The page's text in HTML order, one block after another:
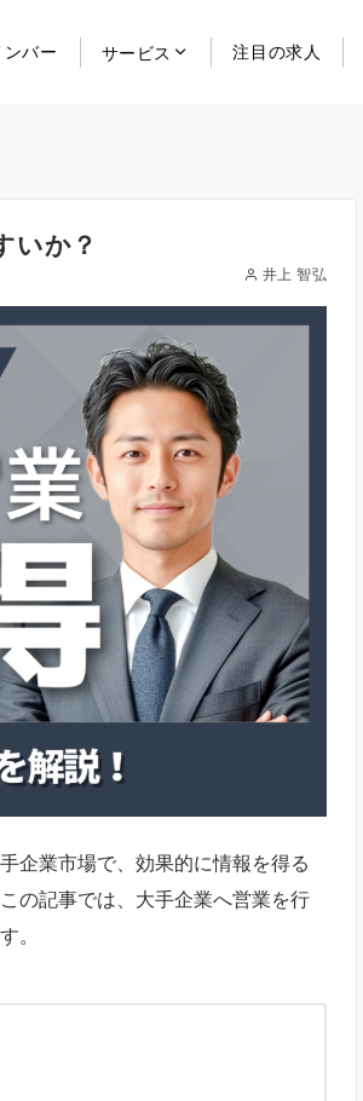
ンバー サービス 注目の求人
いか？
井上 智弘
企業市場で、効果的に情報を得る
の記事では、大手企業へ営業を行
。